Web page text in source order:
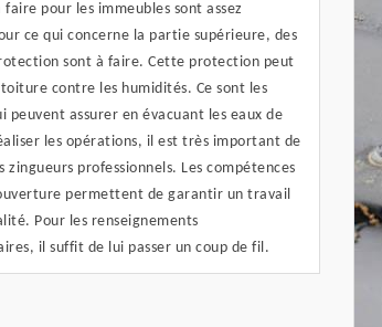
faire pour les immeubles sont assez
ce qui concerne la partie supérieure, des
sont à faire. Cette protection peut
contre les humidités. Ce sont les
peuvent assurer en évacuant les eaux de
les opérations, il est très important de
zingueurs professionnels. Les compétences
permettent de garantir un travail
Pour les renseignements
il suffit de lui passer un coup de fil.